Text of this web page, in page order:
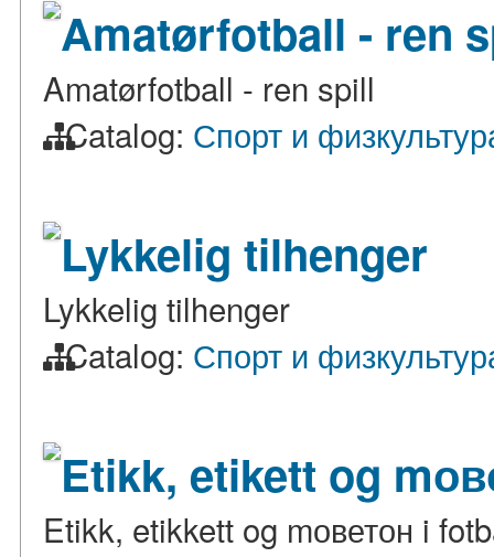
Amatørfotball - ren
Amatørfotball - ren spill
Catalog: Спорт и
Lykkelig tilhenger
Lykkelig tilhenger
Catalog: Спорт и
Etikk, etikett og
Etikk, etikkett og mоветон i